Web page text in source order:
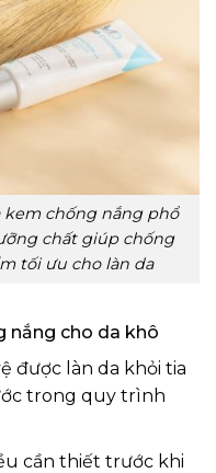
kem chống nắng phổ
chất giúp chống
tối ưu cho làn da
nắng cho da khô
được làn da khỏi tia
trong quy trình
cần thiết trước khi